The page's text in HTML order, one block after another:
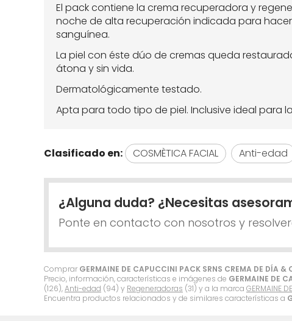
Comprar GERMAINE DE CAPUCCINI PACK SRNS CREMA DE DÍA &
Precio, información, características e imágenes de GERMAINE DE
(126),Anti-edad (94) y Regeneradoras (31) y a la marca GERMAINE
Encuentra productos relacionados y de similares características a
El pack contiene la crema recuperadora y
noche de alta recuperación indicada para
sanguínea.
La piel con éste dúo de cremas queda
átona y sin vida.
Dermatológicamente testado.
Apta para todo tipo de piel. Inclusive ideal para
Clasificado en: COSMÈTICA FACIAL Anti-edad
¿Alguna duda? ¿Necesitas
Ponte en contacto con nosotros y